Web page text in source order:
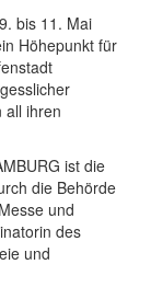
bis 11. Mai
Höhepunkt für
all ihren
ist die
die Behörde
und
des
und